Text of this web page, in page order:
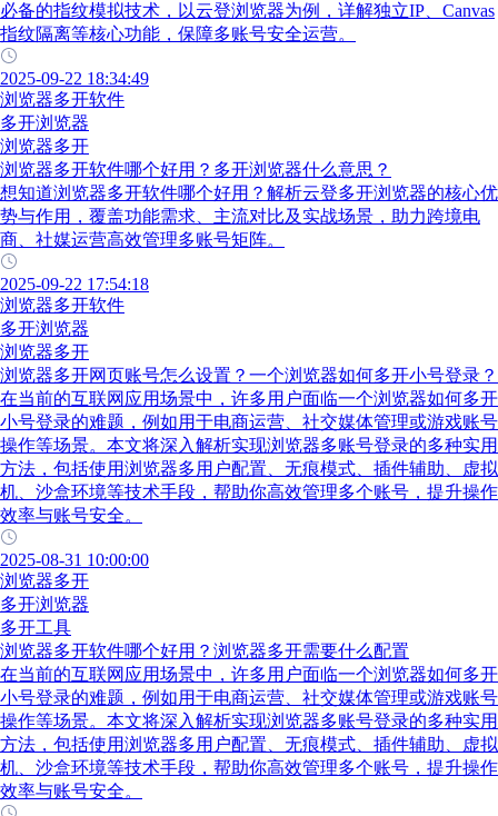
必备的指纹模拟技术，以云登浏览器为例，详解独立IP、Canvas
指纹隔离等核心功能，保障多账号安全运营。
2025-09-22 18:34:49
浏览器多开软件
多开浏览器
浏览器多开
浏览器多开软件哪个好用？多开浏览器什么意思？
想知道浏览器多开软件哪个好用？解析云登多开浏览器的核心优
势与作用，覆盖功能需求、主流对比及实战场景，助力跨境电
商、社媒运营高效管理多账号矩阵。
2025-09-22 17:54:18
浏览器多开软件
多开浏览器
浏览器多开
浏览器多开网页账号怎么设置？一个浏览器如何多开小号登录？
在当前的互联网应用场景中，许多用户面临一个浏览器如何多开
小号登录的难题，例如用于电商运营、社交媒体管理或游戏账号
操作等场景。本文将深入解析实现浏览器多账号登录的多种实用
方法，包括使用浏览器多用户配置、无痕模式、插件辅助、虚拟
机、沙盒环境等技术手段，帮助你高效管理多个账号，提升操作
效率与账号安全。
2025-08-31 10:00:00
浏览器多开
多开浏览器
多开工具
浏览器多开软件哪个好用？浏览器多开需要什么配置
在当前的互联网应用场景中，许多用户面临一个浏览器如何多开
小号登录的难题，例如用于电商运营、社交媒体管理或游戏账号
操作等场景。本文将深入解析实现浏览器多账号登录的多种实用
方法，包括使用浏览器多用户配置、无痕模式、插件辅助、虚拟
机、沙盒环境等技术手段，帮助你高效管理多个账号，提升操作
效率与账号安全。